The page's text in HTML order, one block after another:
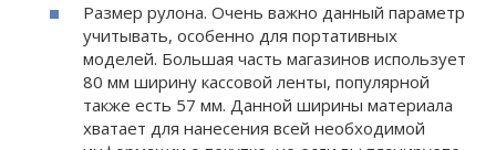
Размер рулона. Очень важно данный параметр
учитывать, особенно для портативных
моделей. Большая часть магазинов использует
80 мм ширину кассовой ленты, популярной
также есть 57 мм. Данной ширины материала
хватает для нанесения всей необходимой